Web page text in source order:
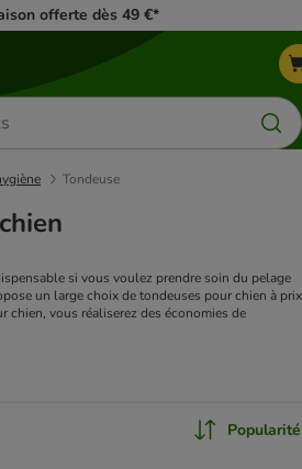
offerte dès 49 €*
Tondeuse
si vous voulez prendre soin du pelage
un large choix de tondeuses pour chien à prix
chien, vous réaliserez des économies de
Popularité